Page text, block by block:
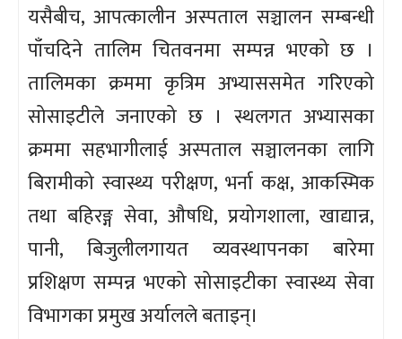
यसैबीच, आपत्कालीन अस्पताल सञ्चालन सम्बन्धी
पाँचदिने तालिम चितवनमा सम्पन्न भएको छ ।
तालिमका क्रममा कृत्रिम अभ्याससमेत गरिएको
सोसाइटीले जनाएको छ । स्थलगत अभ्यासका
क्रममा सहभागीलाई अस्पताल सञ्चालनका लागि
बिरामीको स्वास्थ्य परीक्षण, भर्ना कक्ष, आकस्मिक
तथा बहिरङ्ग सेवा, औषधि, प्रयोगशाला, खाद्यान्न,
पानी, बिजुलीलगायत व्यवस्थापनका बारेमा
प्रशिक्षण सम्पन्न भएको सोसाइटीका स्वास्थ्य सेवा
विभागका प्रमुख अर्यालले बताइन्।